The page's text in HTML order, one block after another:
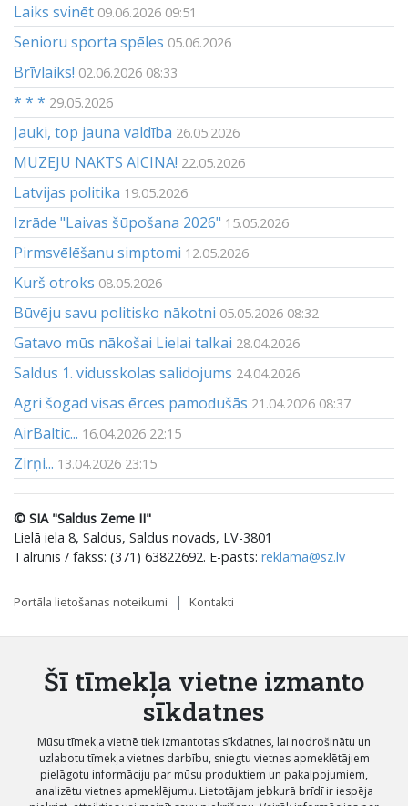
Laiks svinēt 09.06.2026 09:51
Senioru sporta spēles 05.06.2026
Brīvlaiks! 02.06.2026 08:33
* * * 29.05.2026
Jauki, top jauna valdība 26.05.2026
MUZEJU NAKTS AICINA! 22.05.2026
Latvijas politika 19.05.2026
Izrāde "Laivas šūpošana 2026" 15.05.2026
Pirmsvēlēšanu simptomi 12.05.2026
Kurš otroks 08.05.2026
Būvēju savu politisko nākotni 05.05.2026 08:32
Gatavo mūs nākošai Lielai talkai 28.04.2026
Saldus 1. vidusskolas salidojums 24.04.2026
Agri šogad visas ērces pamodušās 21.04.2026 08:37
AirBaltic... 16.04.2026 22:15
Zirņi... 13.04.2026 23:15
© SIA "Saldus Zeme II"
Lielā iela 8, Saldus, Saldus novads, LV-3801
Tālrunis / fakss: (371) 63822692. E-pasts: reklama@sz.lv
Portāla lietošanas noteikumi Kontakti
Šī tīmekļa vietne izmanto
sīkdatnes
Mūsu tīmekļa vietnē tiek izmantotas sīkdatnes, lai nodrošinātu un
uzlabotu tīmekļa vietnes darbību, sniegtu vietnes apmeklētājiem
pielāgotu informāciju par mūsu produktiem un pakalpojumiem,
analizētu vietnes apmeklējumu. Lietotājam jebkurā brīdī ir iespēja